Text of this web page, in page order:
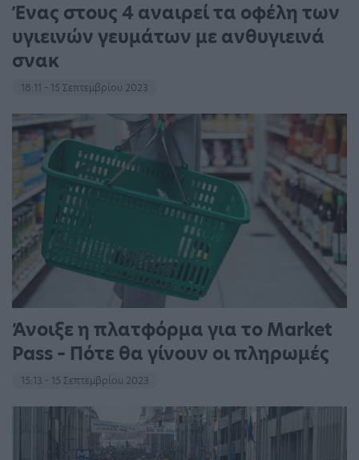
Ένας στους 4 αναιρεί τα οφέλη των
υγιεινών γευμάτων με ανθυγιεινά
σνακ
18:11 - 15 Σεπτεμβρίου 2023
Άνοιξε η πλατφόρμα για το Market
Pass – Πότε θα γίνουν οι πληρωμές
15:13 - 15 Σεπτεμβρίου 2023